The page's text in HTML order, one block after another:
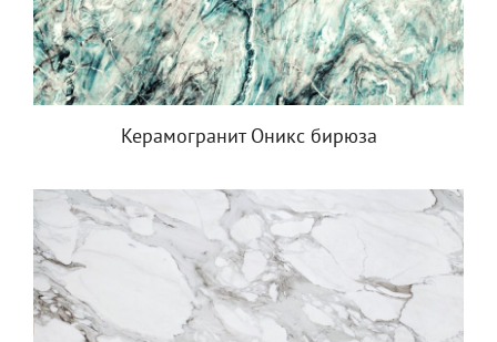
Керамогранит Оникс бирюза